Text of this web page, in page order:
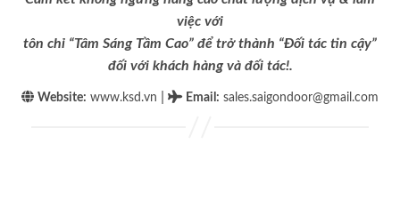
việc với
tôn chỉ “Tâm Sáng Tầm Cao” để trở thành “Đối tác tin cậy”
đối với khách hàng và đối tác!.
Website: www.ksd.vn Email : sales.saigondoor@gmail.com